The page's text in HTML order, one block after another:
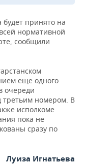
принято на
нормативной
сообщили
еще одного
очереди
третьим номером. В
исполкоме
пока не
сразу по
Луиза Игнатьева